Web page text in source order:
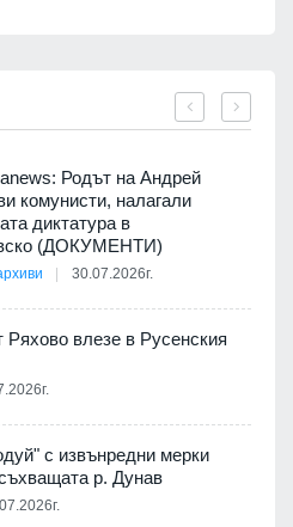
Родът на Андрей
комунисти, налагали
диктатура в
(ДОКУМЕНТИ)
30.07.2026г.
Ряхово влезе в Русенския
с извънредни мерки
р. Дунав